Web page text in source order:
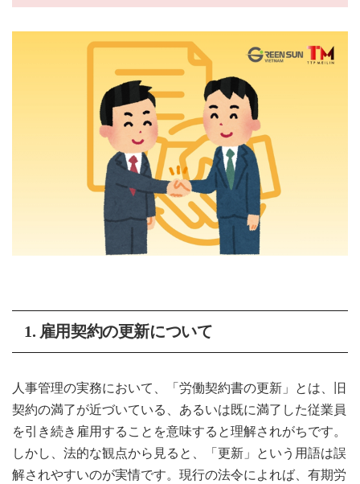
1. 雇用契約の更新について
人事管理の実務において、「労働契約書の更新」とは、旧
契約の満了が近づいている、あるいは既に満了した従業員
を引き続き雇用することを意味すると理解されがちです。
しかし、法的な観点から見ると、「更新」という用語は誤
解されやすいのが実情です。現行の法令によれば、有期労